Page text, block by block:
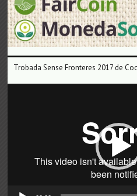
Trobada Sense Fronteres 2017 de